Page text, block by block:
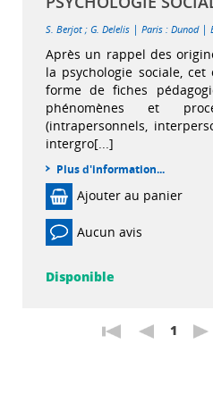
S. Berjot ; G. Delelis | Paris : Dunod|
Après un rappel des
la psychologie sociale, cet
forme de fiches
phénomènes et
(intrapersonnels,
intergro[...]
Plus d'information...
Ajouter au panier
Aucun avis
Disponible
1